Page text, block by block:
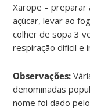
Xarope – preparar
açúcar, levar ao
colher de sopa 3
respiração difícil e
Observações:
denominadas
nome foi dado